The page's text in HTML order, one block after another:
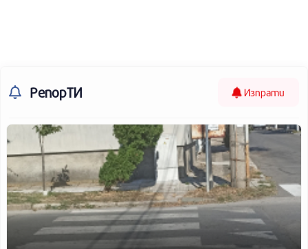
РепорТИ Изпрати